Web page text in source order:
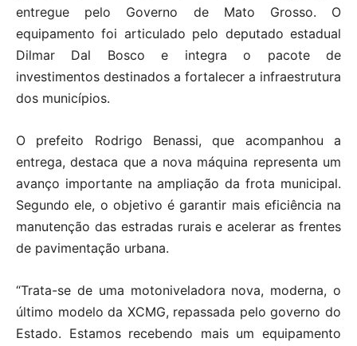
entregue pelo Governo de Mato Grosso. O
equipamento foi articulado pelo deputado estadual
Dilmar Dal Bosco e integra o pacote de
investimentos destinados a fortalecer a infraestrutura
dos municípios.
O prefeito Rodrigo Benassi, que acompanhou a
entrega, destaca que a nova máquina representa um
avanço importante na ampliação da frota municipal.
Segundo ele, o objetivo é garantir mais eficiência na
manutenção das estradas rurais e acelerar as frentes
de pavimentação urbana.
“Trata-se de uma motoniveladora nova, moderna, o
último modelo da XCMG, repassada pelo governo do
Estado. Estamos recebendo mais um equipamento